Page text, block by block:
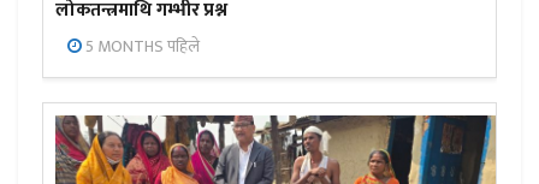
लोकतन्त्रमाथि गम्भीर प्रश्न
5 MONTHS पहिले